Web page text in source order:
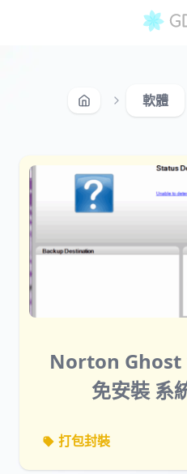
軟體
Norton Ghost
免安裝 系
打包封裝